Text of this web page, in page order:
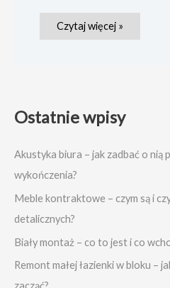
Czytaj więcej »
Ostatnie wpisy
Akustyka biura – jak zadbać o nią
wykończenia?
Meble kontraktowe – czym są i
detalicznych?
Biały montaż – co to jest i co
Remont małej łazienki w bloku –